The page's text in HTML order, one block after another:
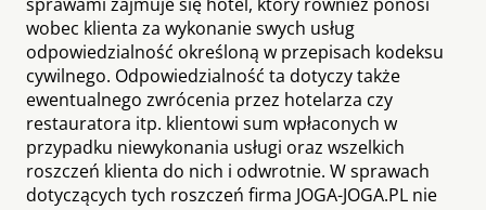
wobec klienta za wykonanie swych usług
odpowiedzialność określoną w przepisach kodeksu
cywilnego. Odpowiedzialność ta dotyczy także
ewentualnego zwrócenia przez hotelarza czy
restauratora itp. klientowi sum wpłaconych w
przypadku niewykonania usługi oraz wszelkich
roszczeń klienta do nich i odwrotnie. W sprawach
dotyczących tych roszczeń firma JOGA-JOGA.PL nie